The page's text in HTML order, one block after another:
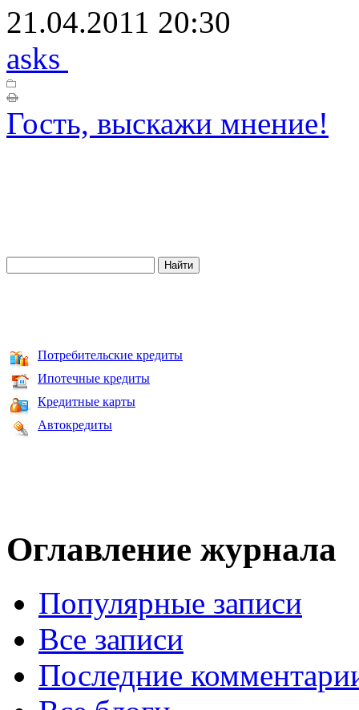
21.04.2011 20:30
asks
Гость, выскажи мнение!
Потребительские кредиты
Ипотечные кредиты
Кредитные карты
Автокредиты
Оглавление журнала
Популярные записи
Все записи
Последние